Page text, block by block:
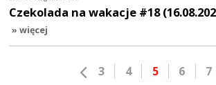
Czekolada na wakacje #18
» więcej
3 4 5 6 7